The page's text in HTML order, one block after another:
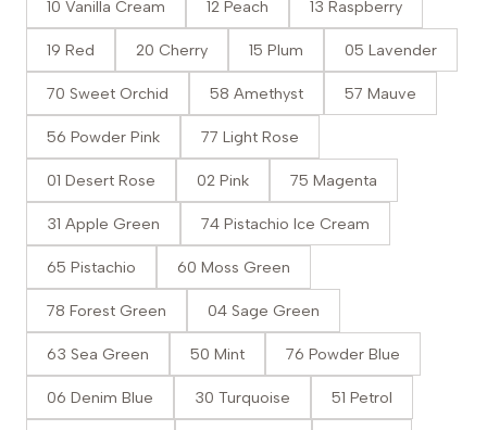
10 Vanilla Cream 12 Peach 13 Raspberry
19 Red 20 Cherry 15 Plum 05 Lavender
70 Sweet Orchid 58 Amethyst 57 Mauve
56 Powder Pink 77 Light Rose
01 Desert Rose 02 Pink 75 Magenta
31 Apple Green 74 Pistachio Ice Cream
65 Pistachio 60 Moss Green
78 Forest Green 04 Sage Green
63 Sea Green 50 Mint 76 Powder Blue
06 Denim Blue 30 Turquoise 51 Petrol